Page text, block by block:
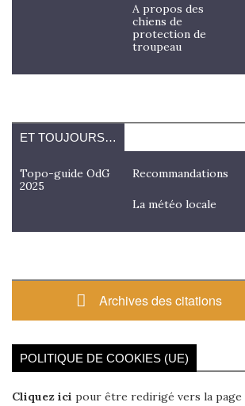
A propos des
chiens de
protection de
troupeau
ET TOUJOURS…
Topo-guide OdG
2025
Recommandations
La météo locale
Archives des citations
POLITIQUE DE COOKIES (UE)
Cliquez ici pour être redirigé vers la page